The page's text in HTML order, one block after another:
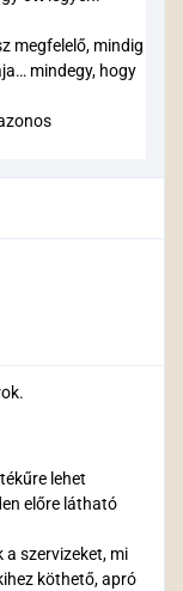
megfelelő, mindig
mindegy, hogy
lehet
előre látható
a szervizeket, mi
köthető, apró